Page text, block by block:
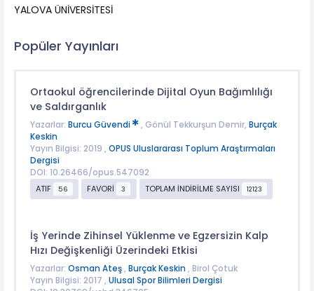
YALOVA ÜNİVERSİTESİ
Popüler Yayınları
Ortaokul öğrencilerinde Dijital Oyun Bağımlılığı
ve Saldırganlık
Yazarlar: Burcu Güvendi , Gönül Tekkurşun Demir, Burçak
Keskin
Yayın Bilgisi: 2019 , OPUS Uluslararası Toplum Araştırmaları
Dergisi
DOI: 10.26466/opus.547092
ATIF
56 FAVORİ 3 TOPLAM İNDİRİLME SAYISI 12123
İş Yerinde Zihinsel Yüklenme ve Egzersizin Kalp
Hızı Değişkenliği Üzerindeki Etkisi
Yazarlar: Osman Ateş, Burçak Keskin , Birol Çotuk
Yayın Bilgisi: 2017 , Ulusal Spor Bilimleri Dergisi